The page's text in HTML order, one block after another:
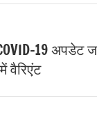
19 अपडेट
वैरिएंट